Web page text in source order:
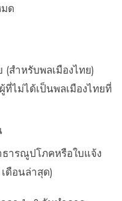
ด
สำหรับพลเมืองไทย)
ไม่ได้เป็นพลเมืองไทยที่
ารณูปโภคหรือใบแจ้ง
ดือนล่าสุด)